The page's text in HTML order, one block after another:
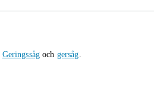
Geringssåg och gersåg.